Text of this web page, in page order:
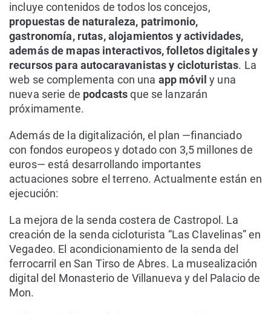
incluye contenidos de todos los concejos,
propuestas de naturaleza, patrimonio,
gastronomía, rutas, alojamientos y actividades,
además de mapas interactivos, folletos digitales y
recursos para autocaravanistas y cicloturistas. La
web se complementa con una app móvily una
nueva serie de podcastsque se lanzarán
próximamente.
Además de la digitalización, el plan —financiado
con fondos europeos y dotado con 3,5 millones de
euros— está desarrollando importantes
actuaciones sobre el terreno. Actualmente están en
ejecución:
La mejora de la senda costera de Castropol. La
creación de la senda cicloturista “Las Clavelinas” en
Vegadeo. El acondicionamiento de la senda del
ferrocarril en San Tirso de Abres. La musealización
digital del Monasterio de Villanueva y del Palacio de
Mon.